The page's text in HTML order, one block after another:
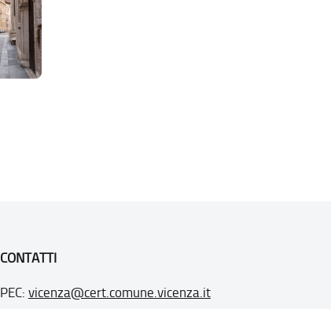
CONTATTI
PEC: vicenza@cert.comune.vicenza.it